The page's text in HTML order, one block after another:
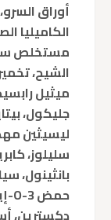
أوراق
الكاميليا
مستخلص
الشيح،
ميثيل
جليكول،
ليسيثين
سليلوز،
بانثينول،
دكسترين،